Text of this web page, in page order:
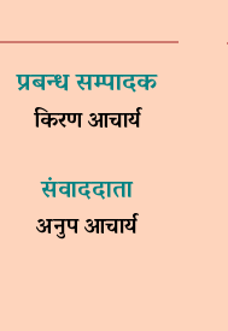
प्रबन्ध सम्पादक
किरण आचार्य
संवाददाता
अनुप आचार्य